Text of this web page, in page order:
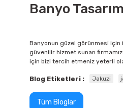
Banyo
Banyonun güzel görünmesi için
güvenilir hizmet sunan
için bizi tercih etmeniz yeterli
Blog Etiketleri : Jakuzi
Tüm Bloglar